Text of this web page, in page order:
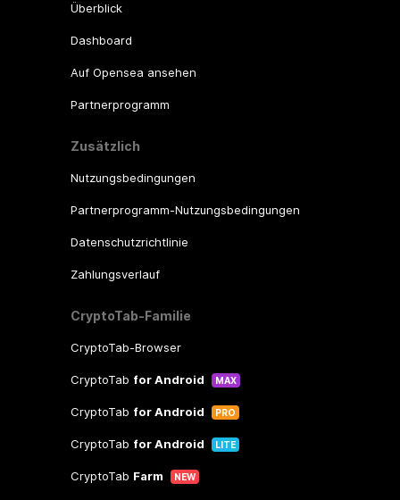
Überblick
Dashboard
Auf Opensea ansehen
Partnerprogramm
Zusätzlich
Nutzungsbedingungen
Partnerprogramm-Nutzungsbedingungen
Datenschutzrichtlinie
Zahlungsverlauf
CryptoTab-Familie
CryptoTab-Browser
CryptoTab for Android MAX
CryptoTab for Android PRO
CryptoTab for Android LITE
CryptoTab Farm NEW